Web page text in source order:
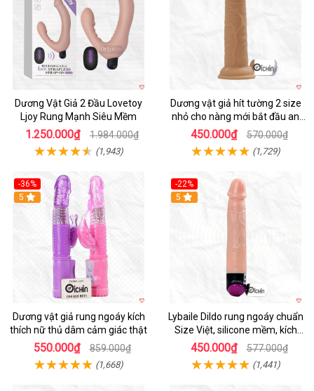
Dương Vật Giả 2 Đầu Lovetoy
Ljoy Rung Mạnh Siêu Mềm
1.250.000₫ 1.984.000₫
(1,943)
Dương vật giả hít tường 2 size
nhỏ cho nàng mới bắt đầu an
toàn dễ dùng
450.000₫ 570.000₫
(1,729)
-36%
Hot
5
Dương vật giả rung ngoáy kích
thích nữ thủ dâm cảm giác thật
550.000₫ 859.000₫
(1,668)
-22%
Hot
5
Lybaile Dildo rung ngoáy chuẩn
Size Việt, silicone mềm, kích
thích mạnh
450.000₫ 577.000₫
(1,441)